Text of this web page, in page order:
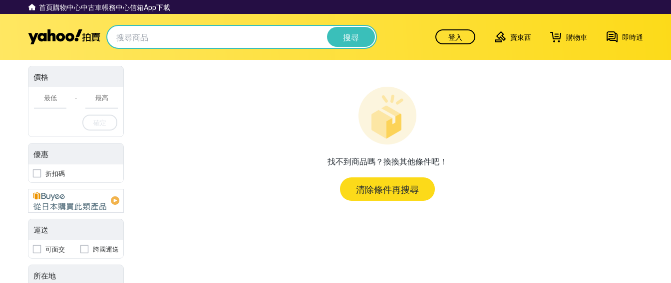
首頁購物中心中古車帳務中心信箱App下載
Yahoo拍賣 搜尋 登入 賣東西 購物車 即時通
價格
-
確定
優惠
折扣碼
運送
可面交 跨國運送
所在地
找不到商品嗎？換換其他條件吧！
清除條件再搜尋